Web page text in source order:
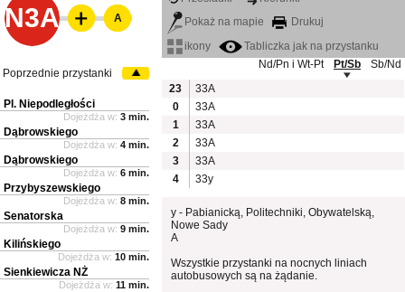
N3A
Pokaż na mapie
Drukuj
ikony
Tabliczka jak na przystanku
Nd/Pn i Wt-Pt
Pt/Sb
Sb/Nd
23
33A
0
33A
1
33A
2
33A
3
33A
4
33y
y - Pabianicką, Politechniki, Obywatelską,
Nowe Sady
A
Wszystkie przystanki na nocnych liniach
autobusowych są na żądanie.
A
Poprzednie przystanki
Pl. Niepodległości
Dojeżdża w: 3 min.
Dąbrowskiego
Dojeżdża w: 4 min.
Dąbrowskiego
Dojeżdża w: 6 min.
Przybyszewskiego
Dojeżdża w: 8 min.
Senatorska
Dojeżdża w: 9 min.
Kilińskiego
Dojeżdża w: 10 min.
Sienkiewicza NŻ
Dojeżdża w: 11 min.